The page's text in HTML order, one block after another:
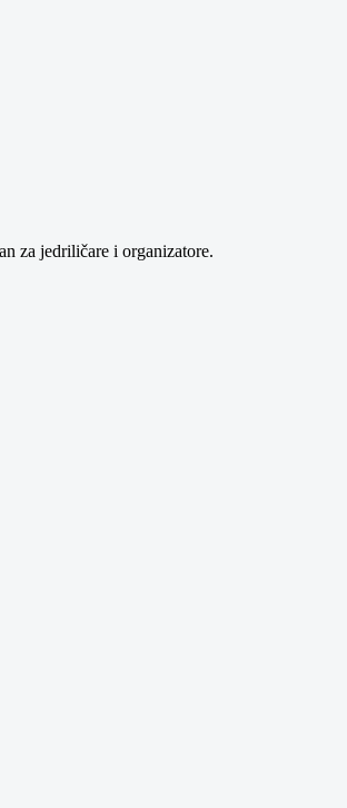
za jedriličare i organizatore.